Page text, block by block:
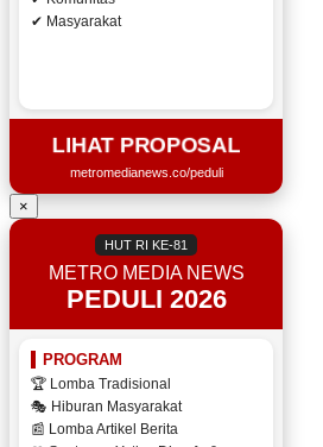
✔ Masyarakat
LIHAT PROPOSAL
metromedianews.co/peduli
×
HUT RI KE-81
METRO MEDIA NEWS
PEDULI 2026
PROGRAM
🏆 Lomba Tradisional
🎭 Hiburan Masyarakat
📰 Lomba Artikel Berita